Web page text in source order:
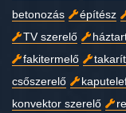
betonozás
építész
TV szerelő
fakitermelő
csőszerelő
konvektor szerelő